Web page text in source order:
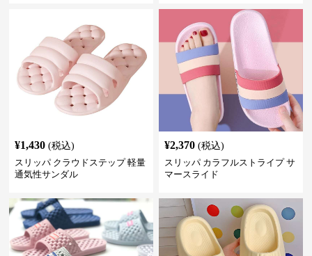
¥1,430 (税込)
スリッパ クラウドステップ 軽量
通気性サンダル
¥2,370 (税込)
スリッパ カラフルストライプ サ
マースライド